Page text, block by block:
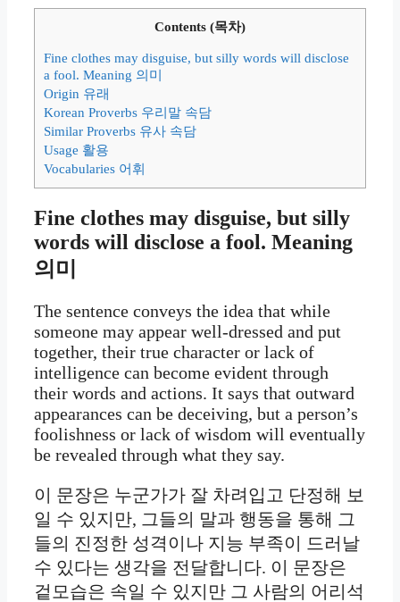
Contents (목차)
Fine clothes may disguise, but silly words will disclose
a fool. Meaning 의미
Origin 유래
Korean Proverbs 우리말 속담
Similar Proverbs 유사 속담
Usage 활용
Vocabularies 어휘
Fine clothes may disguise, but silly
words will disclose a fool. Meaning
의미
The sentence conveys the idea that while
someone may appear well-dressed and put
together, their true character or lack of
intelligence can become evident through
their words and actions. It says that outward
appearances can be deceiving, but a person’s
foolishness or lack of wisdom will eventually
be revealed through what they say.
이 문장은 누군가가 잘 차려입고 단정해 보
일 수 있지만, 그들의 말과 행동을 통해 그
들의 진정한 성격이나 지능 부족이 드러날
수 있다는 생각을 전달합니다. 이 문장은
겉모습은 속일 수 있지만 그 사람의 어리석